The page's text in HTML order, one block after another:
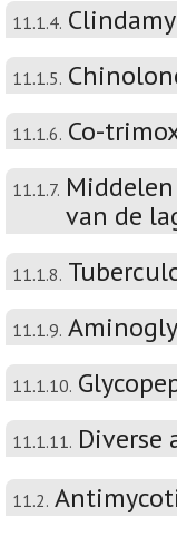
11.1.4.
11.1.5.
11.1.6. Co-
11.1.7.
van de
11.1.8.
11.1.9.
11.1.10.
11.1.11.
11.2.